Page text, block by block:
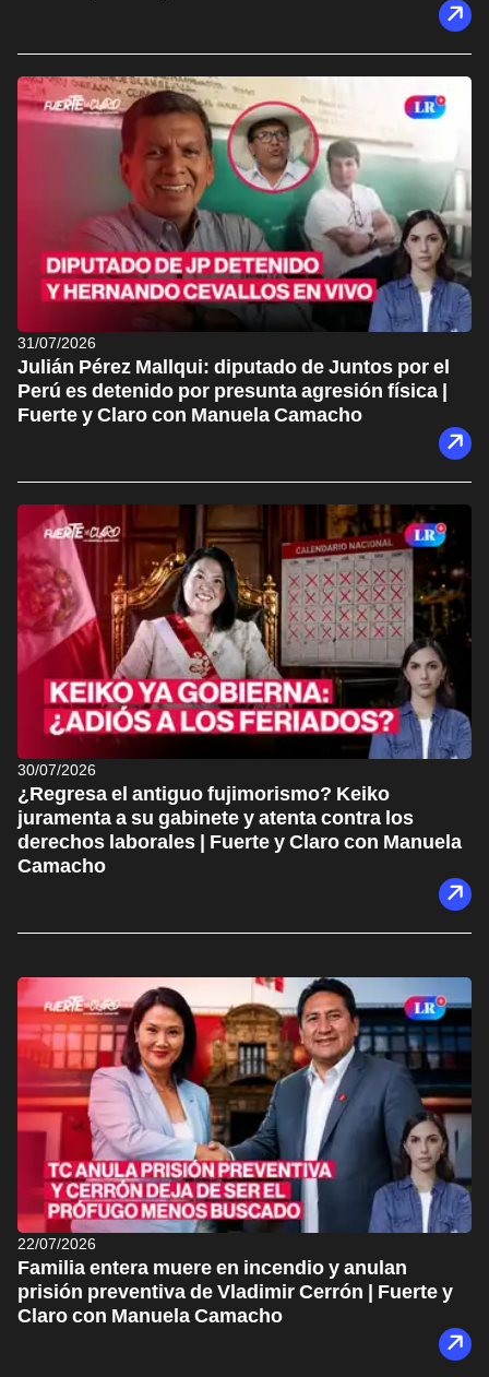
31/07/2026
Julián Pérez Mallqui: diputado de Juntos por el
Perú es detenido por presunta agresión física |
Fuerte y Claro con Manuela Camacho
30/07/2026
¿Regresa el antiguo fujimorismo? Keiko
juramenta a su gabinete y atenta contra los
derechos laborales | Fuerte y Claro con Manuela
Camacho
22/07/2026
Familia entera muere en incendio y anulan
prisión preventiva de Vladimir Cerrón | Fuerte y
Claro con Manuela Camacho